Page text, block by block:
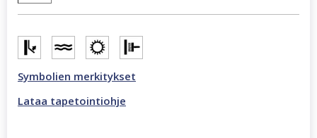
valokuvatapetti
CL36A
määrä
Symbolien merkitykset
Lataa tapetointiohje